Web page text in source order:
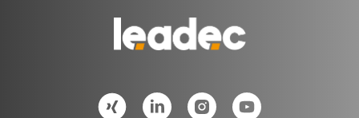
Homepage